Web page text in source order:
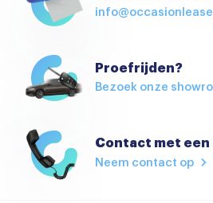
Passagiersstoel in hoogte
Regensensor
Stuurbekrachtiging
Voorstoelen verwarmd
Start/stop systeem
Proefrijden?
Bezoek onze
Contact met een
Neem contact op